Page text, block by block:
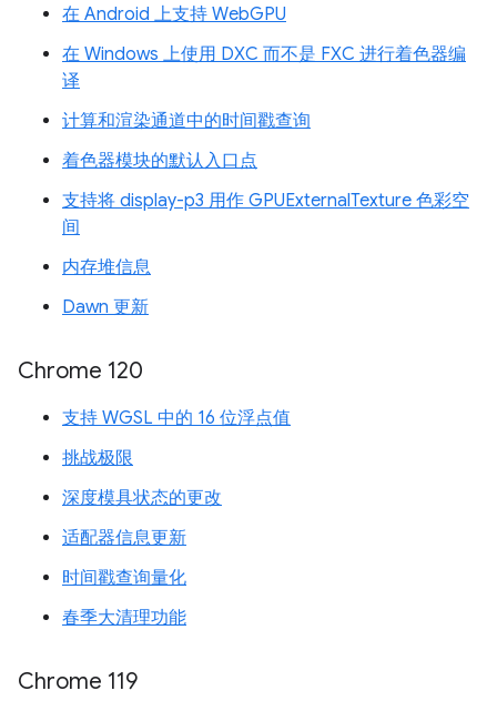
在 Android 上支持 WebGPU
在 Windows 上使用 DXC 而不是 FXC 进行着色器编
译
计算和渲染通道中的时间戳查询
着色器模块的默认入口点
支持将 display-p3 用作 GPUExternalTexture 色彩空
间
内存堆信息
Dawn 更新
Chrome 120
支持 WGSL 中的 16 位浮点值
挑战极限
深度模具状态的更改
适配器信息更新
时间戳查询量化
春季大清理功能
Chrome 119